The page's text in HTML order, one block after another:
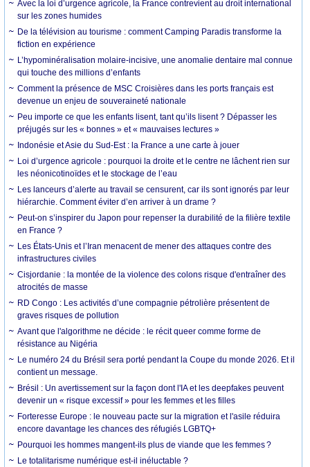
Avec la loi d’urgence agricole, la France contrevient au droit international
sur les zones humides
De la télévision au tourisme : comment Camping Paradis transforme la
fiction en expérience
L’hypominéralisation molaire-incisive, une anomalie dentaire mal connue
qui touche des millions d’enfants
Comment la présence de MSC Croisières dans les ports français est
devenue un enjeu de souveraineté nationale
Peu importe ce que les enfants lisent, tant qu’ils lisent ? Dépasser les
préjugés sur les « bonnes » et « mauvaises lectures »
Indonésie et Asie du Sud-Est : la France a une carte à jouer
Loi d’urgence agricole : pourquoi la droite et le centre ne lâchent rien sur
les néonicotinoïdes et le stockage de l’eau
Les lanceurs d’alerte au travail se censurent, car ils sont ignorés par leur
hiérarchie. Comment éviter d’en arriver à un drame ?
Peut-on s’inspirer du Japon pour repenser la durabilité de la filière textile
en France ?
Les États-Unis et l’Iran menacent de mener des attaques contre des
infrastructures civiles
Cisjordanie : la montée de la violence des colons risque d'entraîner des
atrocités de masse
RD Congo : Les activités d’une compagnie pétrolière présentent de
graves risques de pollution
Avant que l'algorithme ne décide : le récit queer comme forme de
résistance au Nigéria
Le numéro 24 du Brésil sera porté pendant la Coupe du monde 2026. Et il
contient un message.
Brésil : Un avertissement sur la façon dont l'IA et les deepfakes peuvent
devenir un « risque excessif » pour les femmes et les filles
Forteresse Europe : le nouveau pacte sur la migration et l'asile réduira
encore davantage les chances des réfugiés LGBTQ+
Pourquoi les hommes mangent-ils plus de viande que les femmes ?
Le totalitarisme numérique est-il inéluctable ?